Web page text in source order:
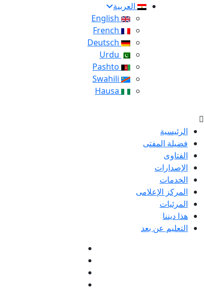
العربية
الرئيسية
فضيلة المفتى
الفتاوى
الإصدارات
الخدمات
المركز الإعلامى
المرئيات
هذا ديننا
التعليم عن بعد